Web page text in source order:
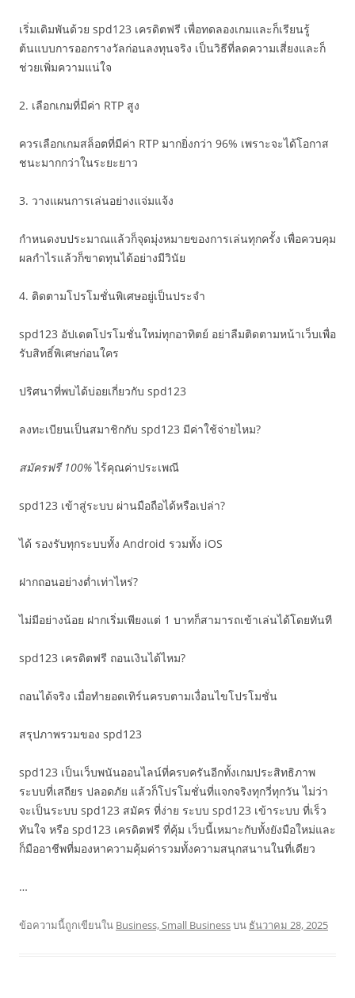
เริ่มเดิมพันด้วย spd123 เครดิตฟรี เพื่อทดลองเกมและก็เรียนรู้
ต้นแบบการออกรางวัลก่อนลงทุนจริง เป็นวิธีที่ลดความเสี่ยงและก็
ช่วยเพิ่มความแน่ใจ
2. เลือกเกมที่มีค่า RTP สูง
ควรเลือกเกมสล็อตที่มีค่า RTP มากยิ่งกว่า 96% เพราะจะได้โอกาส
ชนะมากกว่าในระยะยาว
3. วางแผนการเล่นอย่างแจ่มแจ้ง
กำหนดงบประมาณแล้วก็จุดมุ่งหมายของการเล่นทุกครั้ง เพื่อควบคุม
ผลกำไรแล้วก็ขาดทุนได้อย่างมีวินัย
4. ติดตามโปรโมชั่นพิเศษอยู่เป็นประจำ
spd123 อัปเดตโปรโมชั่นใหม่ทุกอาทิตย์ อย่าลืมติดตามหน้าเว็บเพื่อ
รับสิทธิ์พิเศษก่อนใคร
ปริศนาที่พบได้บ่อยเกี่ยวกับ spd123
ลงทะเบียนเป็นสมาชิกกับ spd123 มีค่าใช้จ่ายไหม?
สมัครฟรี 100%ไร้คุณค่าประเพณี
spd123 เข้าสู่ระบบ ผ่านมือถือได้หรือเปล่า?
ได้ รองรับทุกระบบทั้ง Android รวมทั้ง iOS
ฝากถอนอย่างต่ำเท่าไหร่?
ไม่มีอย่างน้อย ฝากเริ่มเพียงแต่ 1 บาทก็สามารถเข้าเล่นได้โดยทันที
spd123 เครดิตฟรี ถอนเงินได้ไหม?
ถอนได้จริง เมื่อทำยอดเทิร์นครบตามเงื่อนไขโปรโมชั่น
สรุปภาพรวมของ spd123
spd123 เป็นเว็บพนันออนไลน์ที่ครบครันอีกทั้งเกมประสิทธิภาพ
ระบบที่เสถียร ปลอดภัย แล้วก็โปรโมชั่นที่แจกจริงทุกวี่ทุกวัน ไม่ว่า
จะเป็นระบบ spd123 สมัคร ที่ง่าย ระบบ spd123 เข้าระบบ ที่เร็ว
ทันใจ หรือ spd123 เครดิตฟรี ที่คุ้ม เว็บนี้เหมาะกับทั้งยังมือใหม่และ
ก็มืออาชีพที่มองหาความคุ้มค่ารวมทั้งความสนุกสนานในที่เดียว
…
ข้อความนี้ถูกเขียนใน Business, Small Businessบน ธันวาคม 28, 2025